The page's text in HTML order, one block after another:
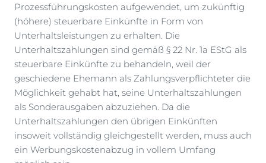
Prozessführungskosten aufgewendet, um zukünftig
(höhere) steuerbare Einkünfte in Form von
Unterhaltsleistungen zu erhalten. Die
Unterhaltszahlungen sind gemäß § 22 Nr. 1a EStG als
steuerbare Einkünfte zu behandeln, weil der
geschiedene Ehemann als Zahlungsverpflichteter die
Möglichkeit gehabt hat, seine Unterhaltszahlungen
als Sonderausgaben abzuziehen. Da die
Unterhaltszahlungen den übrigen Einkünften
insoweit vollständig gleichgestellt werden, muss auch
ein Werbungskostenabzug in vollem Umfang